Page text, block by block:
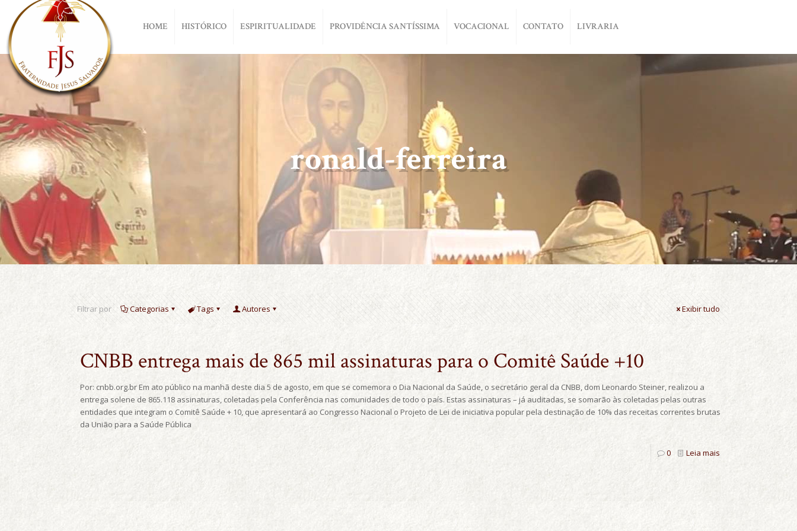
HOME HISTÓRICO ESPIRITUALIDADE PROVIDÊNCIA SANTÍSSIMA VOCACIONAL CONTATO LIVRARIA
ronald-ferreira
Filtrar por Categorias Tags Autores Exibir tudo
CNBB entrega mais de 865 mil assinaturas para o Comitê Saúde +10
Por: cnbb.org.br Em ato público na manhã deste dia 5 de agosto, em que se comemora o Dia Nacional da Saúde, o secretário geral da CNBB, dom Leonardo Steiner, realizou a
entrega solene de 865.118 assinaturas, coletadas pela Conferência nas comunidades de todo o país. Estas assinaturas – já auditadas, se somarão às coletadas pelas outras
entidades que integram o Comitê Saúde + 10, que apresentará ao Congresso Nacional o Projeto de Lei de iniciativa popular pela destinação de 10% das receitas correntes brutas
da União para a Saúde Pública
0 Leia mais